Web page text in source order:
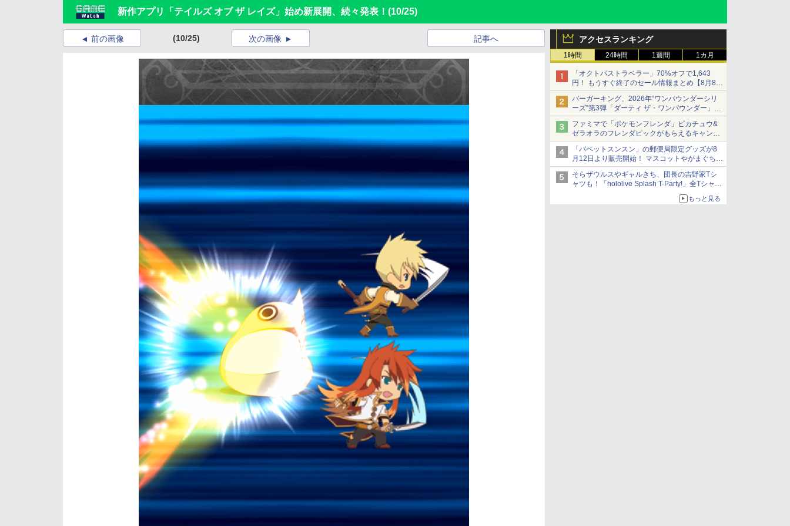
新作アプリ「テイルズ オブ ザ レイズ」始め新展開、続々発表！ (10/25)
アクセスランキング
1時間 24時間 1週間 1カ月
「オクトパストラベラー」70%オフで1,643
円！ もうすぐ終了のセール情報まとめ【8月8日
更新】
ニンテンドーeショップでは「大神 絶景版」が
67%オフで990円
バーガーキング、2026年“ワンパウンダーシリ
ーズ”第3弾「ダーティ ザ・ワンパウンダー」を
8月7日発売
「特製ガーリックマヨソース」を使用した超大
型チーズバーガー
ファミマで「ポケモンフレンダ」ピカチュウ&
ゼラオラのフレンダピックがもらえるキャンペ
ーン開催！
「パペットスンスン」の郵便局限定グッズが8
月12日より販売開始！ マスコットやがまぐち、
レターセットなどが登場
そらザウルスやギャルきち、団長の吉野家Tシ
ャツも！「hololive Splash T-Party!」全Tシャツ
ラインナップ公開＆オンライン販売開始
もっと見る
前の画像 (10/25) 記事へ
次の画像